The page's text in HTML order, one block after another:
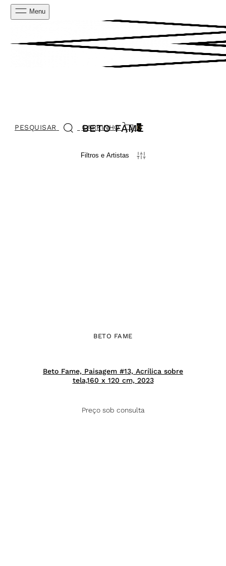
Menu
PESQUISAR CARRINHO 0
BETO FAME
Filtros e Artistas
BETO FAME
Beto Fame, Paisagem #13, Acrílica sobre
tela,160 x 120 cm, 2023
Preço sob consulta